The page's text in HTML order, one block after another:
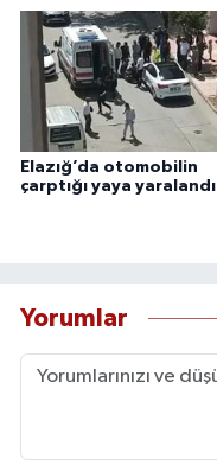
Elazığ’da otomobilin
çarptığı yaya yaralandı
Yorumlar